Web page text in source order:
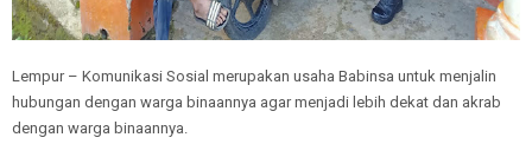
Lempur – Komunikasi Sosial merupakan usaha Babinsa untuk menjalin
hubungan dengan warga binaannya agar menjadi lebih dekat dan akrab
dengan warga binaannya.